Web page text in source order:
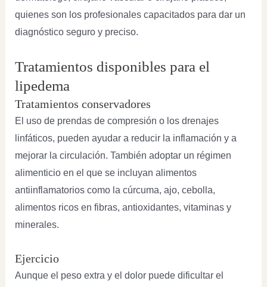
quienes son los profesionales capacitados para dar un
diagnóstico seguro y preciso.
Tratamientos disponibles para el
lipedema
Tratamientos conservadores
El uso de prendas de compresión o los drenajes
linfáticos, pueden ayudar a reducir la inflamación y a
mejorar la circulación. También adoptar un régimen
alimenticio en el que se incluyan alimentos
antiinflamatorios como la cúrcuma, ajo, cebolla,
alimentos ricos en fibras, antioxidantes, vitaminas y
minerales.
Ejercicio
Aunque el peso extra y el dolor puede dificultar el